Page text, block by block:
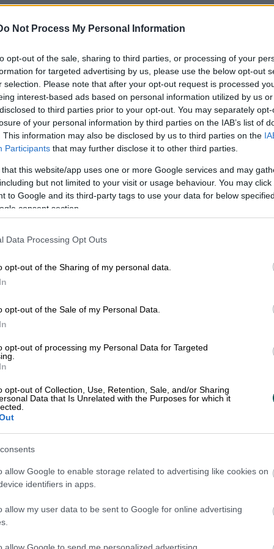
Not Process My Personal Information
opt-out of the sale, sharing to third parties, or processing of your
for targeted advertising by us, please use the below opt-out
selection. Please note that after your opt-out request is processed
interest-based ads based on personal information utilized by us
to third parties prior to your opt-out. You may separately
of your personal information by third parties on the IAB’s list of
This information may also be disclosed by us to third parties on the
Participants that may further disclose it to other third parties.
that this website/app uses one or more Google services and may
but not limited to your visit or usage behaviour. You may
to Google and its third-party tags to use your data for below
consent section.
Data Processing Opt Outs
opt-out of the Sharing of my personal data.
opt-out of the Sale of my Personal Data.
opt-out of processing my Personal Data for Targeted
opt-out of Collection, Use, Retention, Sale, and/or Sharing
Data that Is Unrelated with the Purposes for which it
allow Google to enable storage related to advertising like cookies on
identifiers in apps.
allow my user data to be sent to Google for online advertising
allow Google to send me personalized advertising.
för post- och logistikindustrin,
om en omfattande politisk strejk gällande
den 1-2 februari 2024. Strejken omfattar alla
Posti Group Oyj i enlighet med det
och logistikindustrin samt det
på Posti Palvelut Oy. Arbetsstoppet
och inhyrd arbetskraft inom företagen.
arbetspass inte utföras som börjar
kl. 00:00 och den 2 februari 2024 kl. 18:00.
tjänstemän påverkas av strejken.
hälsa och säkerhet har undantagits från
strejk, så vissa personer arbetar, men om
kan sorterings- och distributionsprocessen
våra kunder för besväret och de förlängda
orsakats av strejkerna, särskilt när det